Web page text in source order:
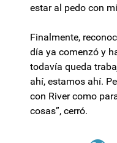
estar al pedo con
Finalmente,
día ya comenzó y
todavía queda
ahí, estamos ahí.
con River como
cosas”, cerró.